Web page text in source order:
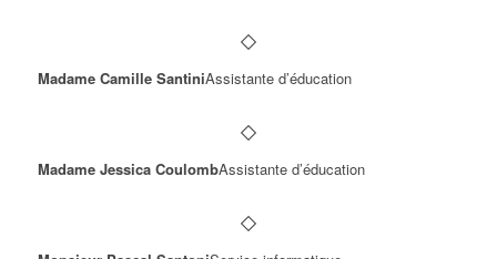
Madame Camille SantiniAssistante d’éducation
Madame Jessica CoulombAssistante d’éducation